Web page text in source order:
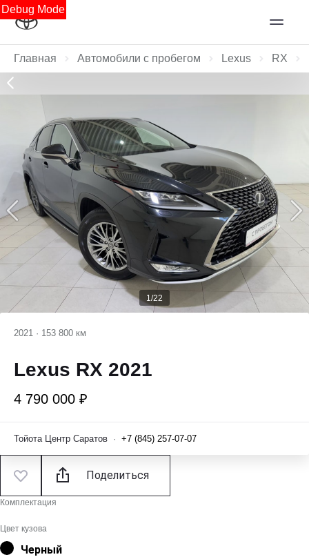
Debug Mode
Главная Автомобили с пробегом Lexus RX
1/22
2021 · 153 800 км
Lexus RX 2021
4 790 000 ₽
Тойота Центр Саратов · +7 (845) 257-07-07
Поделиться
Комплектация
Цвет кузова
Черный